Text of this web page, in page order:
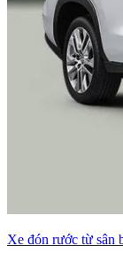
Xe đón rước từ sân